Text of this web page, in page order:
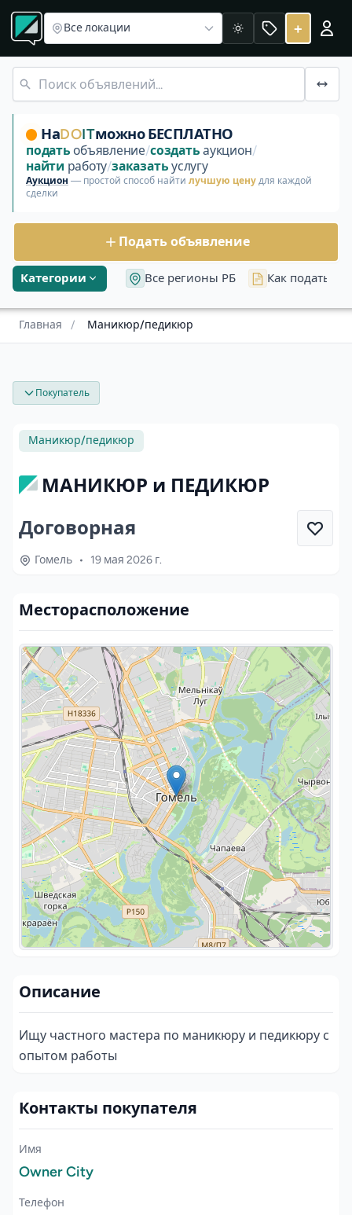
МАНИКЮР и ПЕДИКЮР. Предложить
Ищу частного мастера по маникюру и педикюру с
Все локации Светлая +
Категории Все регионы РБ Как подать
НаDOITможно БЕСПЛАТНО
подать объявление/создать аукцион/
найти работу/заказать услугу
Аукцион — простой способ найти лучшую цену для каждой
сделки
Подать объявление
Главная / Маникюр/педикюр
Покупатель
Маникюр/педикюр
МАНИКЮР и ПЕДИКЮР
Договорная
Гомель • 19 мая 2026 г.
Месторасположение
Описание
Ищу частного мастера по маникюру и педикюру с
опытом работы
Контакты покупателя
Имя
Owner City
Телефон